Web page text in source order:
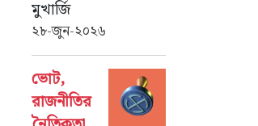
মুখার্জি
২৮-জুন-২০২৬
ভোট,
রাজনীতির